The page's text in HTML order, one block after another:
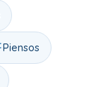
Piensos